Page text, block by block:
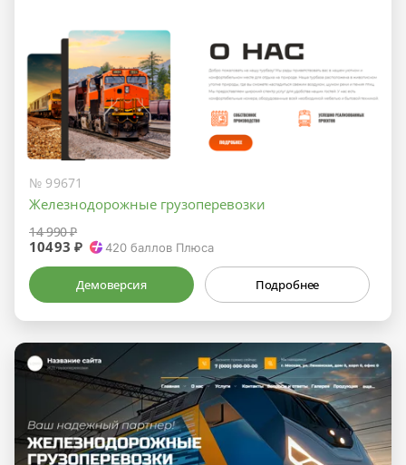
№ 99671
Железнодорожные грузоперевозки
14 990 ₽
10493 ₽ 420 баллов Плюса
Демоверсия Подробнее